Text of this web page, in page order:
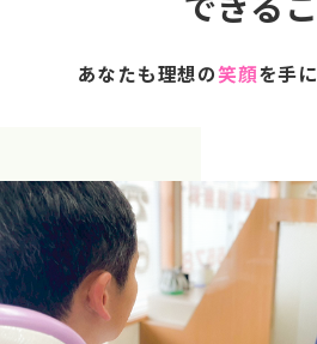
あなたも理想の笑顔を手